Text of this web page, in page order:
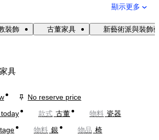
顯示更多
裝飾 古董家具 新藝術派與裝飾
具
No reserve price
款式 古董 物料 瓷器
物料 銀 物品 椅